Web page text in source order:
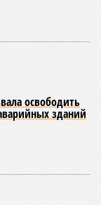
– повышенная
клетки,
и поддержание
Некоторые из
таковы
одним из
уменьшение
концах
увеличить
Medical
изменения в
(кроме